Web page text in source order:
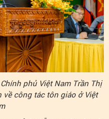
phủ Việt Nam Trần Thị
công tác tôn giáo ở Việt